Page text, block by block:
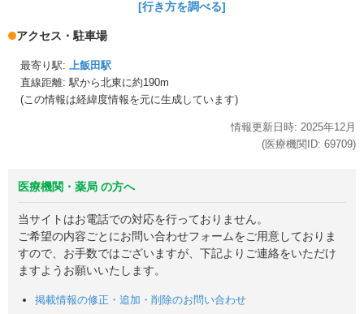
[行き方を調べる]
アクセス・駐車場
最寄り駅: 上飯田駅
直線距離: 駅から北東に約190m
(この情報は経緯度情報を元に生成しています)
情報更新日時: 2025年12月
(医療機関ID: 69709)
医療機関・薬局 の方へ
当サイトはお電話での対応を行っておりません。
ご希望の内容ごとにお問い合わせフォームをご用意しておりま
すので、お手数ではございますが、下記よりご連絡をいただけ
ますようお願いいたします。
掲載情報の修正・追加・削除のお問い合わせ